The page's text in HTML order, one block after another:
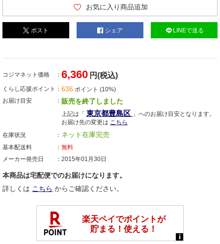
お気に入り商品追加
ポスト シェア LINEで送る
コジマネット価格 6,360 円(税込)
くらし応援ポイント 636 ポイント (10%)
お届け目安
販売を終了しました
上記は「 東京都豊島区 」へのお届け目安となります。
お届け先の変更は こちら
在庫状況
ネット在庫完売
基本配送料
無料
メーカー発売日
2015年01月30日
本商品は宅配便でのお届けになります。
詳しくは こちら からご確認ください。